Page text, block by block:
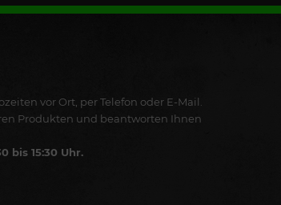
vor Ort, per Telefon oder E-Mail.
Produkten und beantworten Ihnen
bis 15:30 Uhr.